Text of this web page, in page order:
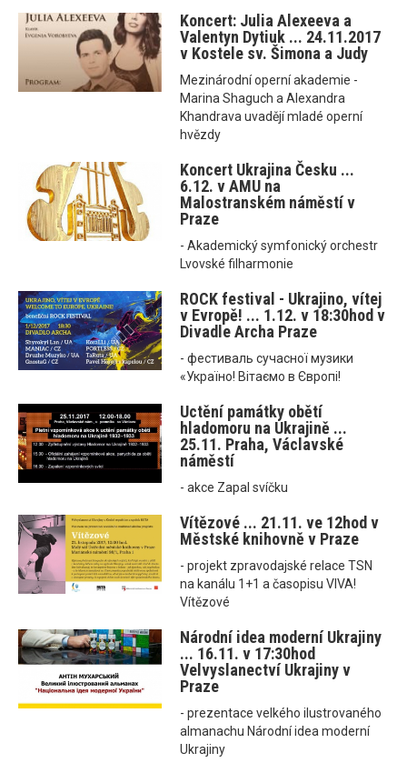
Koncert: Julia Alexeeva a
Valentyn Dytiuk ... 24.11.2017
v Kostele sv. Šimona a Judy
Mezinárodní operní akademie -
Marina Shaguch a Alexandra
Khandrava uvadějí mladé operní
hvězdy
Koncert Ukrajina Česku ...
6.12. v AMU na
Malostranském náměstí v
Praze
- Akademický symfonický orchestr
Lvovské filharmonie
ROCK festival - Ukrajino, vítej
v Evropě! ... 1.12. v 18:30hod v
Divadle Archa Praze
- фестиваль сучасної музики
«Україно! Вітаємо в Європі!
Uctění památky obětí
hladomoru na Ukrajině ...
25.11. Praha, Václavské
náměstí
- akce Zapal svíčku
Vítězové ... 21.11. ve 12hod v
Městské knihovně v Praze
- projekt zpravodajské relace TSN
na kanálu 1+1 a časopisu VIVA!
Vítězové
Národní idea moderní Ukrajiny
... 16.11. v 17:30hod
Velvyslanectví Ukrajiny v
Praze
- prezentace velkého ilustrovaného
almanachu Národní idea moderní
Ukrajiny